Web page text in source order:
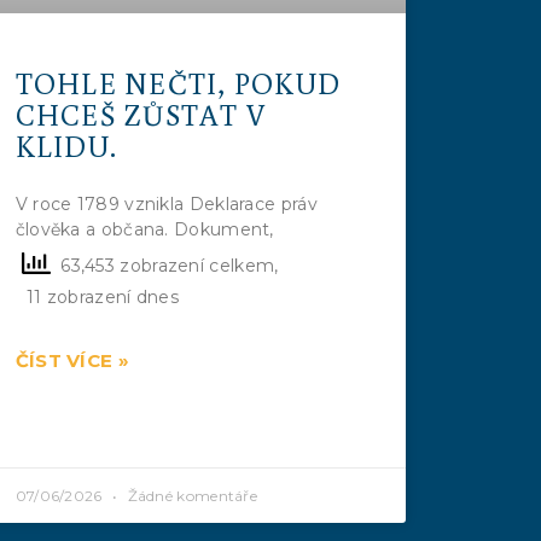
TOHLE NEČTI, POKUD
CHCEŠ ZŮSTAT V
KLIDU.
V roce 1789 vznikla Deklarace práv
člověka a občana. Dokument,
63,453 zobrazení celkem,
11 zobrazení dnes
ČÍST VÍCE »
07/06/2026 Žádné komentáře